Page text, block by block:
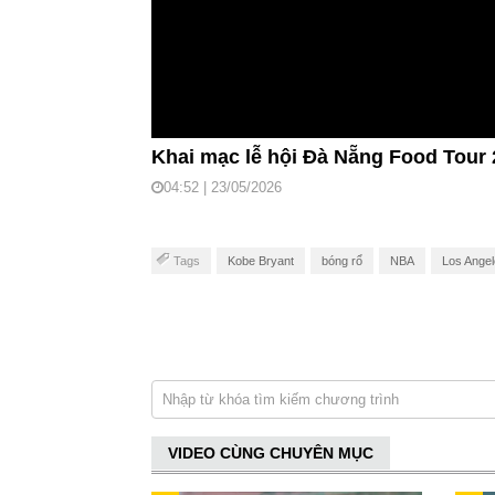
Khai mạc lễ hội Đà Nẵng Food Tour
04:52 | 23/05/2026
Tags Kobe Bryant bóng rổ NBA Los
VIDEO CÙNG CHUYÊN MỤC